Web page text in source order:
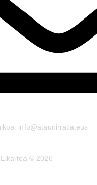
info@ataunirratia.eus
© 2026